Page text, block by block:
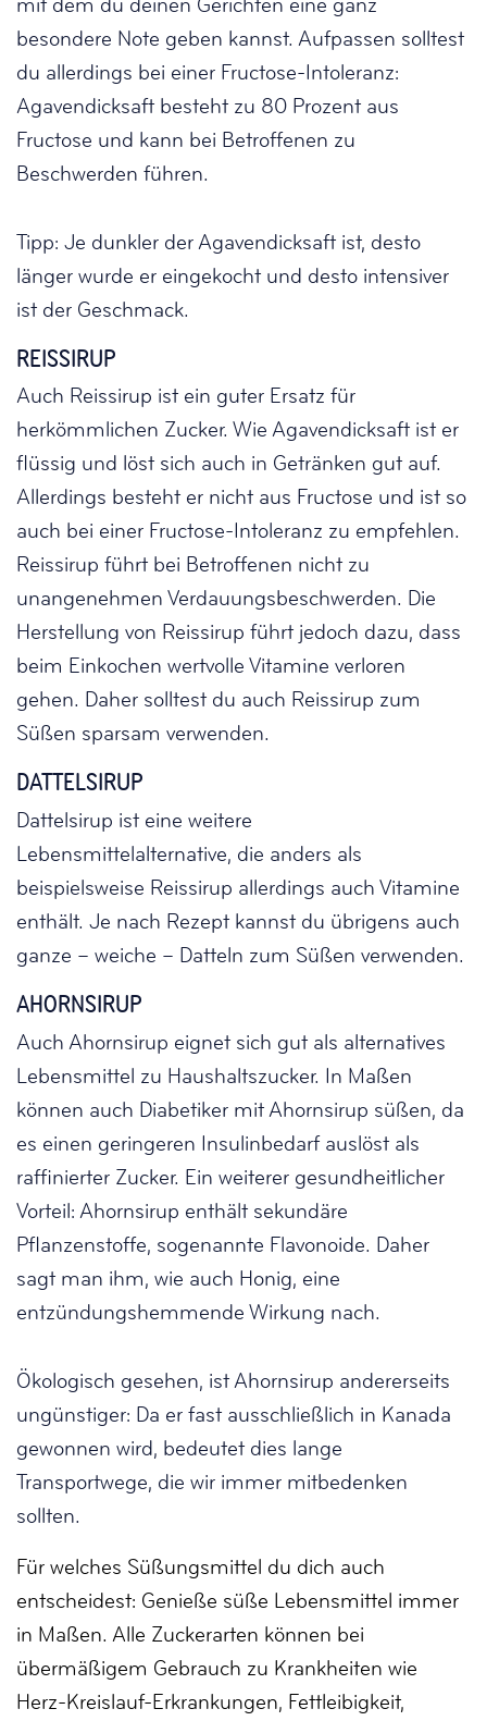
besondere Note geben kannst. Aufpassen solltest
du allerdings bei einer Fructose-Intoleranz:
Agavendicksaft besteht zu 80 Prozent aus
Fructose und kann bei Betroffenen zu
Beschwerden führen.
Tipp: Je dunkler der Agavendicksaft ist, desto
länger wurde er eingekocht und desto intensiver
ist der Geschmack.
REISSIRUP
Auch Reissirup ist ein guter Ersatz für
herkömmlichen Zucker. Wie Agavendicksaft ist er
flüssig und löst sich auch in Getränken gut auf.
Allerdings besteht er nicht aus Fructose und ist so
auch bei einer Fructose-Intoleranz zu empfehlen.
Reissirup führt bei Betroffenen nicht zu
unangenehmen Verdauungsbeschwerden. Die
Herstellung von Reissirup führt jedoch dazu, dass
beim Einkochen wertvolle Vitamine verloren
gehen. Daher solltest du auch Reissirup zum
Süßen sparsam verwenden.
DATTELSIRUP
Dattelsirup ist eine weitere
Lebensmittelalternative, die anders als
beispielsweise Reissirup allerdings auch Vitamine
enthält. Je nach Rezept kannst du übrigens auch
ganze – weiche – Datteln zum Süßen verwenden.
AHORNSIRUP
Auch Ahornsirup eignet sich gut als alternatives
Lebensmittel zu Haushaltszucker. In Maßen
können auch Diabetiker mit Ahornsirup süßen, da
es einen geringeren Insulinbedarf auslöst als
raffinierter Zucker. Ein weiterer gesundheitlicher
Vorteil: Ahornsirup enthält sekundäre
Pflanzenstoffe, sogenannte Flavonoide. Daher
sagt man ihm, wie auch Honig, eine
entzündungshemmende Wirkung nach.
Ökologisch gesehen, ist Ahornsirup andererseits
ungünstiger: Da er fast ausschließlich in Kanada
gewonnen wird, bedeutet dies lange
Transportwege, die wir immer mitbedenken
sollten.
Für welches Süßungsmittel du dich auch
entscheidest: Genieße süße Lebensmittel immer
in Maßen. Alle Zuckerarten können bei
übermäßigem Gebrauch zu Krankheiten wie
Herz-Kreislauf-Erkrankungen, Fettleibigkeit,